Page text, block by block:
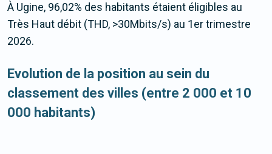
À Ugine, 96,02% des habitants étaient éligibles au
Très Haut débit (THD, >30Mbits/s) au 1er trimestre
2026.
Evolution de la position au sein du
classement des villes (entre 2 000 et 10
000 habitants)